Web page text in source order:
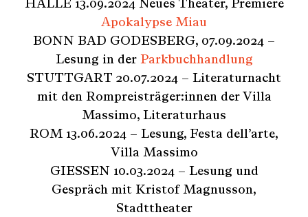
HALLE 13.09.2024 Neues Theater, Premiere
Apokalypse Miau
BONN BAD GODESBERG, 07.09.2024 –
Lesung in der Parkbuchhandlung
STUTTGART 20.07.2024 – Literaturnacht
mit den Rompreisträger:innen der Villa
Massimo, Literaturhaus
ROM 13.06.2024 – Lesung, Festa dell’arte,
Villa Massimo
GIESSEN 10.03.2024 – Lesung und
Gespräch mit Kristof Magnusson,
Stadttheater